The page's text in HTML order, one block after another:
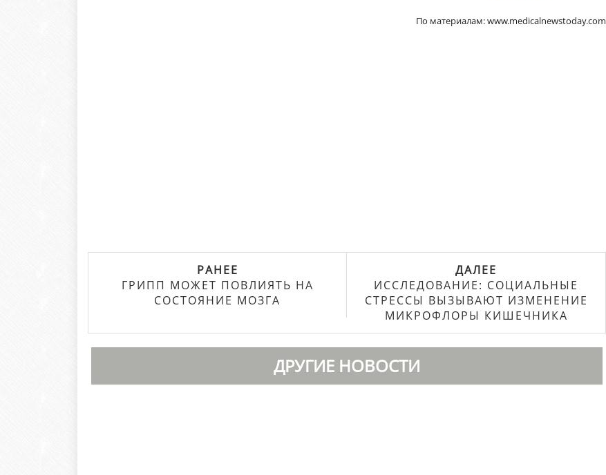
По материалам:www.medicalnewstoday.com
РАНЕЕ
ГРИПП МОЖЕТ ПОВЛИЯТЬ НА
СОСТОЯНИЕ МОЗГА
ДАЛЕЕ
ИССЛЕДОВАНИЕ: СОЦИАЛЬНЫЕ
СТРЕССЫ ВЫЗЫВАЮТ ИЗМЕНЕНИЕ
МИКРОФЛОРЫ КИШЕЧНИКА
ДРУГИЕ НОВОСТИ